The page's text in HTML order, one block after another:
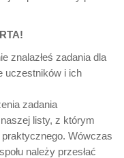
znalazłeś zadania dla
uczestników i ich
zadania
listy, z którym
praktycznego. Wówczas
należy przesłać